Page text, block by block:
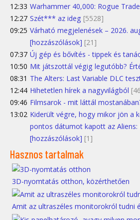
12:33 Warhammer 40,000: Rogue
12:27 Szét*** az ideg [5528]
09:25 Várható megjelenések – 2026.
[hozzászólások] [21]
07:37 Új gép és bővítés - tippek és
10:50 Mit játszottál végig legutóbb?
08:31 The Alters: Last Variable DLC
12:44 Hihetetlen hírek a nagyvilágból
09:46 Filmsarok - mit láttál
13:02 Kiderült végre, hogy mikor jön a
pontos dátumot kapott az Aliens:
[hozzászólások] [1]
Hasznos tartalmak
3D-nyomtatás otthon, közérthetően
Amit az ultraszéles monitorokról tudni